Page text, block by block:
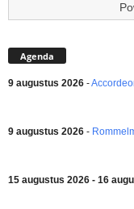
Agenda
9 augustus 2026 -
9 augustus 2026 -
15 augustus 2026 - 16